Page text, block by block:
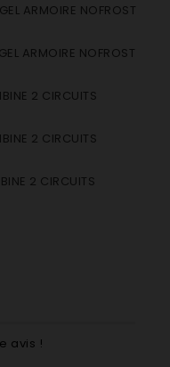
ARMOIRE NOFROST
ARMOIRE NOFROST
2 CIRCUITS
2 CIRCUITS
2 CIRCUITS
ARMOIRE 60CM 6 TIR
1 PORTE 60CM
avis !